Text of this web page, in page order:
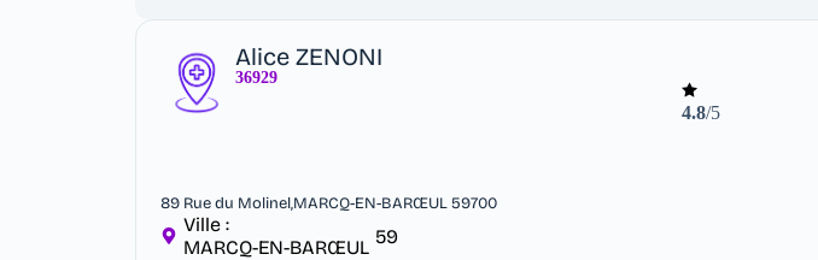
Alice ZENONI
36929
4.8/5
89 Rue du Molinel,MARCQ-EN-BARŒUL 59700
Ville :
MARCQ-EN-BARŒUL 59